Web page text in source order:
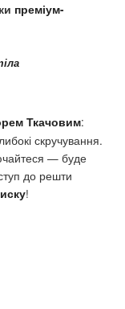
преміум-
Ткачовим:
скручування.
— буде
до решти
!